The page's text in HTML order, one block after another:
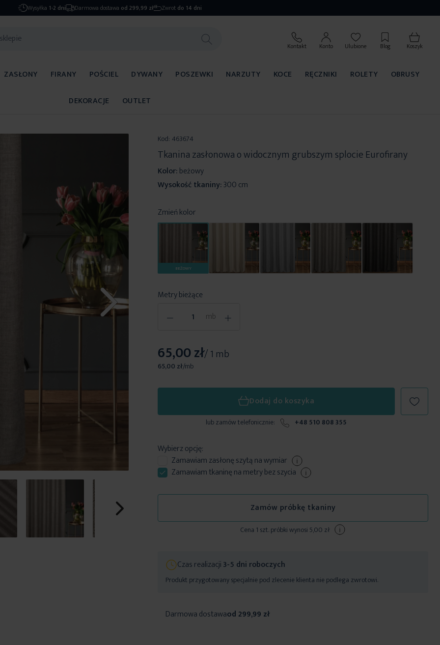
Wysyłka 1-2 dni Darmowa dostawa od 299,99 zł Zwrot do 14 dni
Kontakt Konto Ulubione Blog Koszyk
ZASŁONY FIRANY POŚCIEL DYWANY POSZEWKI NARZUTY KOCE RĘCZNIKI ROLETY
OBRUSY
DEKORACJE
OUTLET
Kod: 463674
Tkanina zasłonowa o widocznym grubszym splocie Eurofirany
Kolor:beżowy
Wysokość tkaniny:300 cm
Zmień kolor
BEŻOWY
Metry bieżące
- mb +
65,00 zł/ 1 mb
65,00 zł/mb
Dodaj do koszyka
lub zamów telefonicznie: +48 510 808 355
Wybierz opcję:
Zamawiamzasłonę szytąna wymiar
Zamawiam tkaninę na metry bez szycia
Zamów próbkę tkaniny
Cena 1 szt. próbki wynosi 5,00 zł
Czas realizacji3-5 dni roboczych
Produkt przygotowany specjalnie pod zlecenie klienta nie podlega zwrotowi.
Darmowa dostawaod 299,99 zł